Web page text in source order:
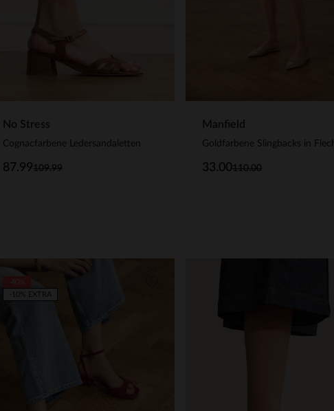
No Stress
Cognacfarbene Ledersandaletten
109.99
87.99
Manfield
110.00
33.00
-10% EXTRA